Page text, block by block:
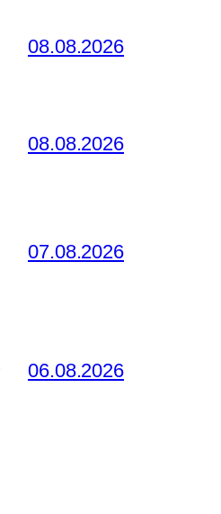
08.08.2026
08.08.2026
07.08.2026
06.08.2026